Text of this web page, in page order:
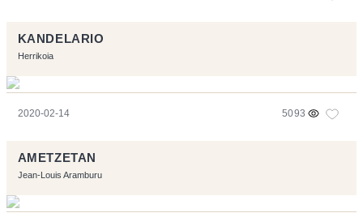
KANDELARIO
Herrikoia
2020-02-14 5093
AMETZETAN
Jean-Louis Aramburu